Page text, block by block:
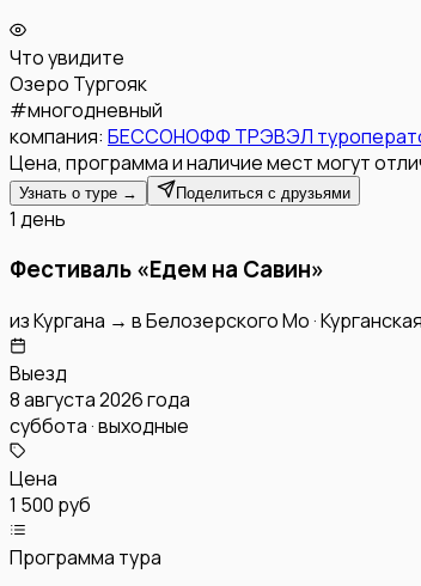
Что увидите
Озеро Тургояк
#многодневный
компания: БЕССОНОФФ ТРЭВЭЛ
Цена, программа и наличие мест могут
Узнать о туре → Поделиться с друзьями
1 день
Фестиваль «Едем на Савин»
изКургана → вБелозерского Мо·
Выезд
8 августа 2026 года
суббота · выходные
Цена
1 500 руб
Программа тура